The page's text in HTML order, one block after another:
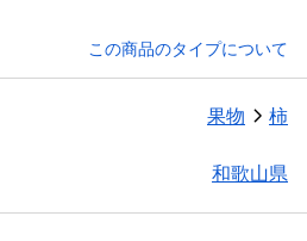
この商品のタイプについて
果物 柿
和歌山県